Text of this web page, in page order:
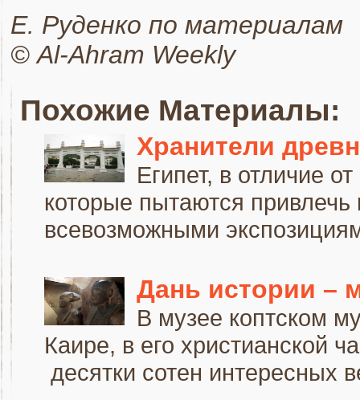
Е. Руденко по материалам
© Al-Ahram Weekly
Похожие Материалы:
Хранители
Египет, в отличие
которые пытаются привлечь
всевозможными
Дань истории –
В музее коптском
Каире, в его христианской
десятки сотен интересных